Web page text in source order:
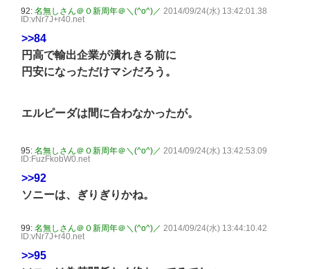
92: 名無しさん＠０新周年＠＼(^o^)／ 2014/09/24(水) 13:42:01.38
ID:vNr7J+r40.net
>>84
円高で輸出企業が潰れきる前に
円安になっただけマシだろう。
エルピーダは間に合わなかったが。
95: 名無しさん＠０新周年＠＼(^o^)／ 2014/09/24(水) 13:42:53.09
ID:FuzFkobW0.net
>>92
ソニーは、ぎりぎりかね。
99: 名無しさん＠０新周年＠＼(^o^)／ 2014/09/24(水) 13:44:10.42
ID:vNr7J+r40.net
>>95